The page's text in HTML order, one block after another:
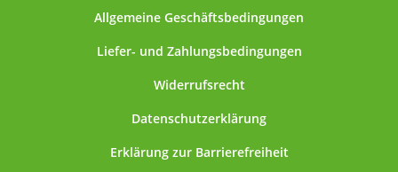
Allgemeine Geschäftsbedingungen
Liefer- und Zahlungsbedingungen
Widerrufsrecht
Datenschutzerklärung
Erklärung zur Barrierefreiheit